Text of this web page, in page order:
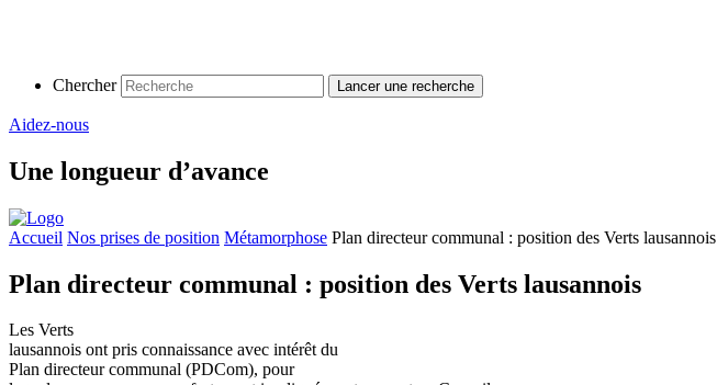
Chercher
Aidez-nous
Une longueur d’avance
Accueil Nos prises de position Métamorphose Plan directeur communal : position des Verts lausannois
Plan directeur communal : position des Verts lausannois
Les Verts
lausannois ont pris connaissance avec intérêt du
Plan directeur communal (PDCom), pour